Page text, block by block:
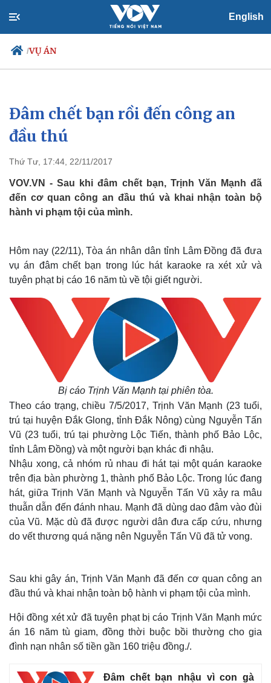
English
/VỤ ÁN
Chính trị
Đảng
Tổ chức nhân sự
Nhận diện sự thật
Xã hội
Việc làm
Biển đảo
Đâm chết bạn rồi đến công an
đầu thú
Thứ Tư, 17:44, 22/11/2017
VOV.VN - Sau khi đâm chết bạn, Trịnh Văn Mạnh đã
đến cơ quan công an đầu thú và khai nhận toàn bộ
hành vi phạm tội của mình.
Hôm nay (22/11), Tòa án nhân dân tỉnh Lâm Đồng đã đưa
vụ án đâm chết bạn trong lúc hát karaoke ra xét xử và
tuyên phạt bị cáo 16 năm tù về tội giết người.
Bị cáo Trịnh Văn Mạnh tại phiên tòa.
Theo cáo trạng, chiều 7/5/2017, Trịnh Văn Mạnh (23 tuổi,
trú tại huyện Đắk Glong, tỉnh Đắk Nông) cùng Nguyễn Tấn
Vũ (23 tuổi, trú tại phường Lộc Tiến, thành phố Bảo Lộc,
tỉnh Lâm Đồng) và một người bạn khác đi nhậu.
Nhậu xong, cả nhóm rủ nhau đi hát tại một quán karaoke
trên địa bàn phường 1, thành phố Bảo Lộc. Trong lúc đang
hát, giữa Trịnh Văn Mạnh và Nguyễn Tấn Vũ xảy ra mâu
thuẫn dẫn đến đánh nhau. Mạnh đã dùng dao đâm vào đùi
của Vũ. Mặc dù đã được người dân đưa cấp cứu, nhưng
do vết thương quá nặng nên Nguyễn Tấn Vũ đã tử vong.
Sau khi gây án, Trịnh Văn Mạnh đã đến cơ quan công an
đầu thú và khai nhận toàn bộ hành vi phạm tội của mình.
Hội đồng xét xử đã tuyên phạt bị cáo Trịnh Văn Mạnh mức
án 16 năm tù giam, đồng thời buộc bồi thường cho gia
đình nạn nhân số tiền gần 160 triệu đồng./.
Đâm chết bạn nhậu vì con gà